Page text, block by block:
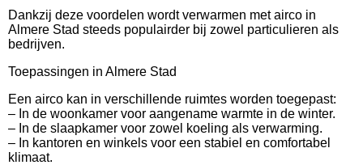
Dankzij deze voordelen wordt verwarmen met airco in
Almere Stad steeds populairder bij zowel particulieren als
bedrijven.
Toepassingen in Almere Stad
Een airco kan in verschillende ruimtes worden toegepast:
– In de woonkamer voor aangename warmte in de winter.
– In de slaapkamer voor zowel koeling als verwarming.
– In kantoren en winkels voor een stabiel en comfortabel
klimaat.